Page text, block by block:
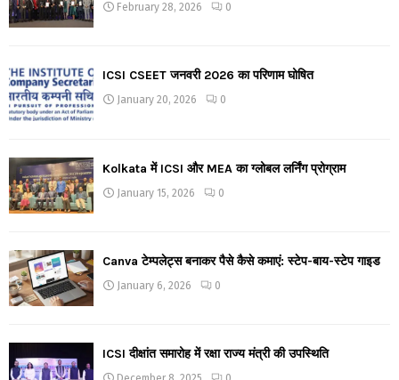
February 28, 2026 0
ICSI CSEET जनवरी 2026 का परिणाम घोषित
January 20, 2026 0
Kolkata में ICSI और MEA का ग्लोबल लर्निंग प्रोग्राम
January 15, 2026 0
Canva टेम्पलेट्स बनाकर पैसे कैसे कमाएं: स्टेप-बाय-स्टेप गाइड
January 6, 2026 0
ICSI दीक्षांत समारोह में रक्षा राज्य मंत्री की उपस्थिति